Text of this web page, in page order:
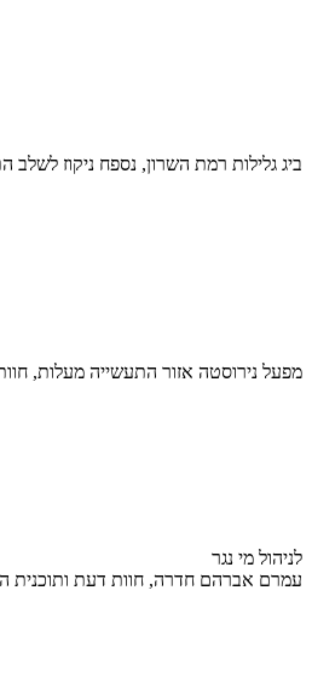
ביג גלילות רמת השרון, נספח ניקוז לשלב
מפעל נירוסטה אזור התעשייה מעלות,
לניהול מי נגר
עמרם אברהם חדרה, חוות דעת ותוכנית